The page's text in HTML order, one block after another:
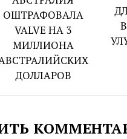
ОШТРАФОВАЛА
VALVE НА 3
МИЛЛИОНА
ДОЛЛАРОВ